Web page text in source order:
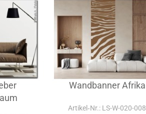
Wandbanner Afrika
Artikel‑Nr.: LS-W-020-008